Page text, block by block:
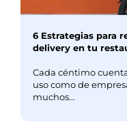
6 Estrategias para
delivery en tu
Cada céntimo
uso como de
muchos...